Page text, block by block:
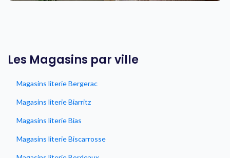
Les Magasins par ville
Magasins literie Bergerac
Magasins literie Biarritz
Magasins literie Bias
Magasins literie Biscarrosse